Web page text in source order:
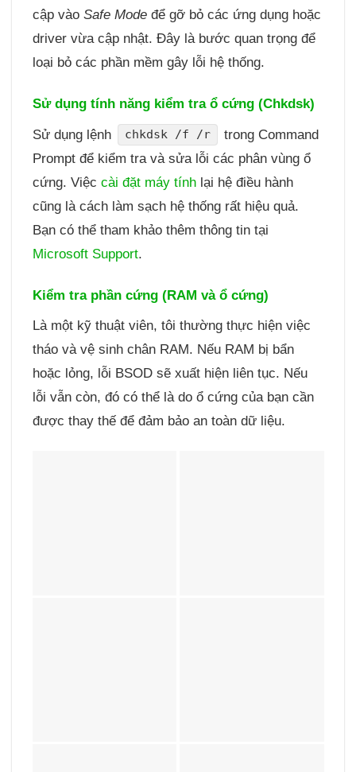
cập vào Safe Modeđể gỡ bỏ các ứng dụng hoặc
driver vừa cập nhật. Đây là bước quan trọng để
loại bỏ các phần mềm gây lỗi hệ thống.
Sử dụng tính năng kiểm tra ổ cứng (Chkdsk)
Sử dụng lệnh chkdsk /f /r
trong Command
Prompt để kiểm tra và sửa lỗi các phân vùng ổ
cứng. Việc cài đặt máy tínhlại hệ điều hành
cũng là cách làm sạch hệ thống rất hiệu quả.
Bạn có thể tham khảo thêm thông tin tại
Microsoft Support.
Kiểm tra phần cứng (RAM và ổ cứng)
Là một kỹ thuật viên, tôi thường thực hiện việc
tháo và vệ sinh chân RAM. Nếu RAM bị bẩn
hoặc lỏng, lỗi BSOD sẽ xuất hiện liên tục. Nếu
lỗi vẫn còn, đó có thể là do ổ cứng của bạn cần
được thay thế để đảm bảo an toàn dữ liệu.